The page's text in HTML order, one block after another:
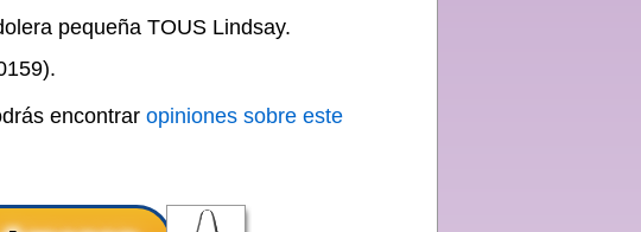
pequeña TOUS Lindsay.
encontrar opiniones sobre este